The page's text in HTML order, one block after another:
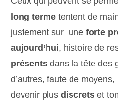
long terme tentent de
justement sur uneforte
aujourd’hui, histoire de
présents dans la tête des
d’autres, faute de
devenir plusdiscrets et